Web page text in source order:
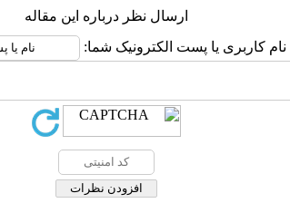
ارسال نظر درباره این مقاله
نام کاربری یا پست الکترونیک شما: